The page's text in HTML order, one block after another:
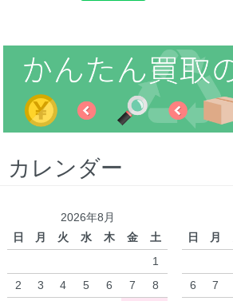
カレンダー
2026年8月
日
月 火 水 木 金
土
1
2
3 4 5 6 7
8
日
月
6
7